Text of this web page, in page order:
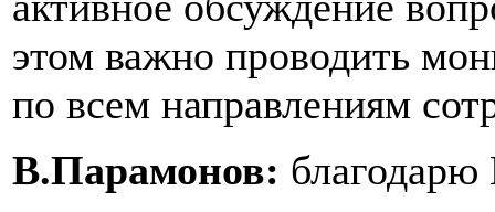
этом важно проводить
по всем направлениям
В.Парамонов: благодарю